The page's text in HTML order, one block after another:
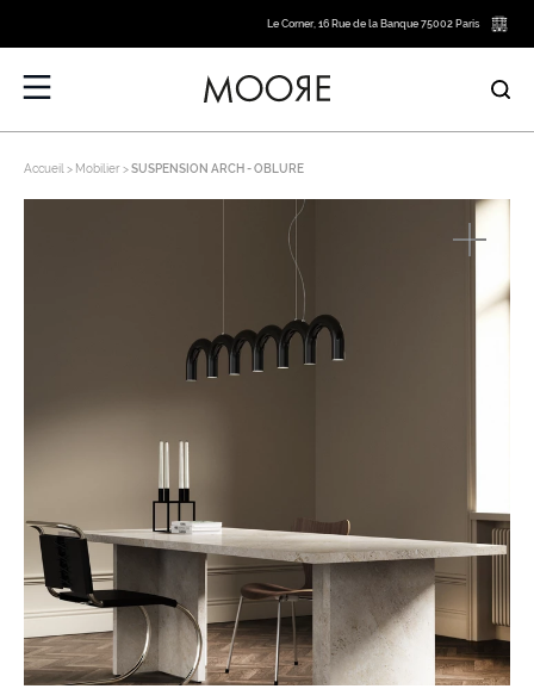
Le Corner, 16 Rue de la Banque 75002 Paris
Accueil Mobilier SUSPENSION ARCH - OBLURE